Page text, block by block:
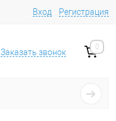
Вход Регистрация
Заказать звонок
0